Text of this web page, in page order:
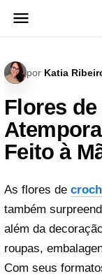
para
por Katia
Flores
Feito à
As flores de
também
além da
roupas,
Com seus